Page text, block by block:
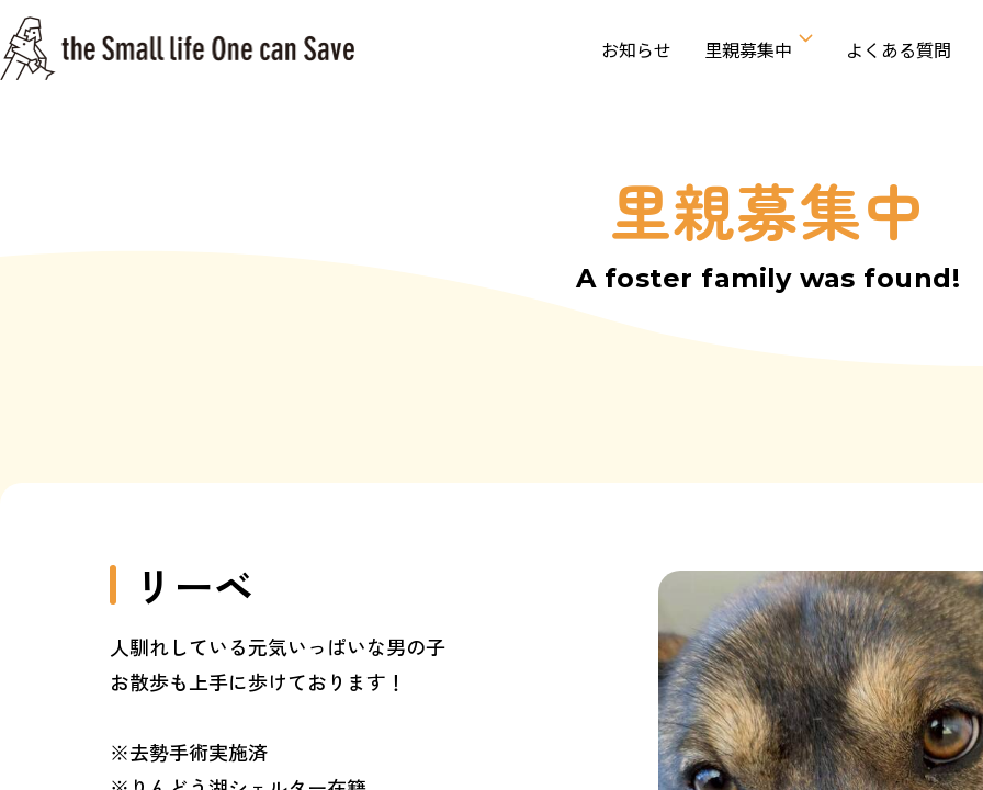
お知らせ 里親募集中 よくある質問
里親募集中
A foster family was found!
リーベ
人馴れしている元気いっぱいな男の子
お散歩も上手に歩けております！
※去勢手術実施済